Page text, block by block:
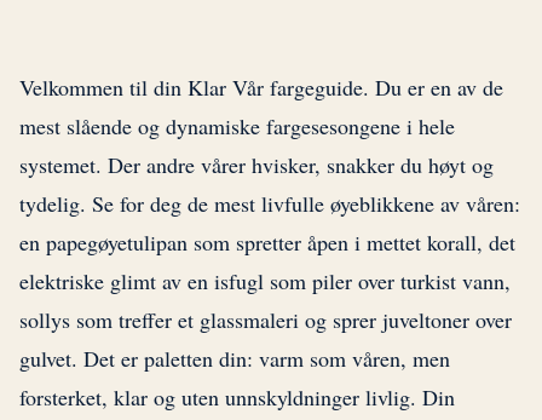
Velkommen til din Klar Vår fargeguide. Du er en av de
mest slående og dynamiske fargesesongene i hele
systemet. Der andre vårer hvisker, snakker du høyt og
tydelig. Se for deg de mest livfulle øyeblikkene av våren:
en papegøyetulipan som spretter åpen i mettet korall, det
elektriske glimt av en isfugl som piler over turkist vann,
sollys som treffer et glassmaleri og sprer juveltoner over
gulvet. Det er paletten din: varm som våren, men
forsterket, klar og uten unnskyldninger livlig. Din